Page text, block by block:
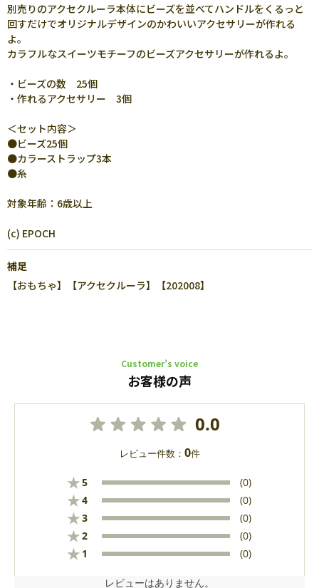
別売りのアクセクルーラ本体にビーズを並べてハンドルをくるっと
回すだけでオリジナルデザインのかわいいアクセサリーが作れる
よ。
カラフルなスイーツモチーフのビーズアクセサリーが作れるよ。
・ビーズの数 25個
・作れるアクセサリー 3個
＜セット内容＞
●ビーズ25個
●カラーストラップ3本
●糸
対象年齢：6歳以上
(c) EPOCH
補足
【おもちゃ】【アクセクルーラ】【202008】
Customer’s voice
お客様の声
0.0
レビュー件数： 0件
★5 (0)
★4 (0)
★3 (0)
★2 (0)
★ 1 (0)
レビューはありません。